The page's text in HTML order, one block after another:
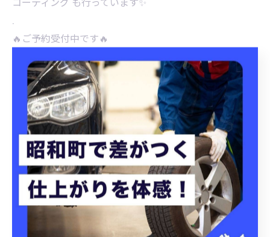
.
🔥ご予約受付中です🔥
(*^^*)
< 前のページ 一覧に戻る 次のページ >
カテゴリー Categories